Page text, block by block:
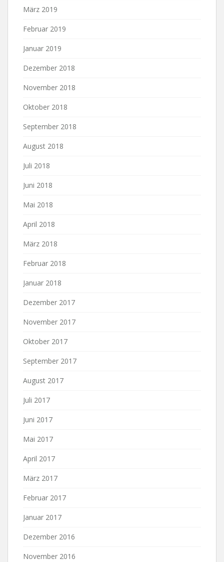
März 2019
Februar 2019
Januar 2019
Dezember 2018
November 2018
Oktober 2018
September 2018
August 2018
Juli 2018
Juni 2018
Mai 2018
April 2018
März 2018
Februar 2018
Januar 2018
Dezember 2017
November 2017
Oktober 2017
September 2017
August 2017
Juli 2017
Juni 2017
Mai 2017
April 2017
März 2017
Februar 2017
Januar 2017
Dezember 2016
November 2016